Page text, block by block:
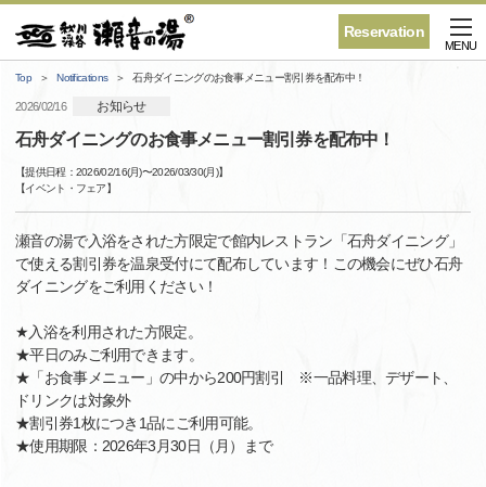
Reservation
MENU
Top Notifications 石舟ダイニングのお食事メニュー割引券を配布中！
2026/02/16 お知らせ
石舟ダイニングのお食事メニュー割引券を配布中！
【提供日程： 2026/02/16(月)〜2026/03/30(月)】
【イベント・フェア】
瀬音の湯で入浴をされた方限定で館内レストラン「石舟ダイニング」
で使える割引券を温泉受付にて配布しています！この機会にぜひ石舟
ダイニングをご利用ください！
★入浴を利用された方限定。
★平日のみご利用できます。
★「お食事メニュー」の中から200円割引 ※一品料理、デザート、
ドリンクは対象外
★割引券1枚につき1品にご利用可能。
★使用期限：2026年3月30日（月）まで